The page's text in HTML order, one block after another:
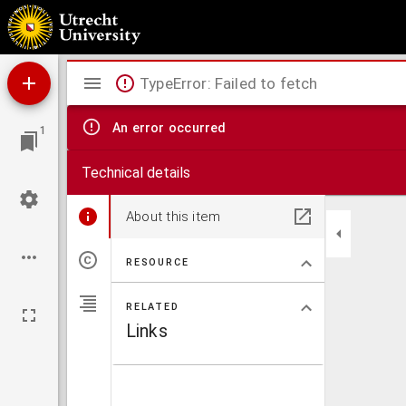
Charte für die allgemeine Geschichte von Papst Gregor VII. bis auf Rudolph von
1
Mirador
viewer
TypeError: Failed to fetch
An error occurred
Technical details
About this item
RESOURCE
RELATED
Links